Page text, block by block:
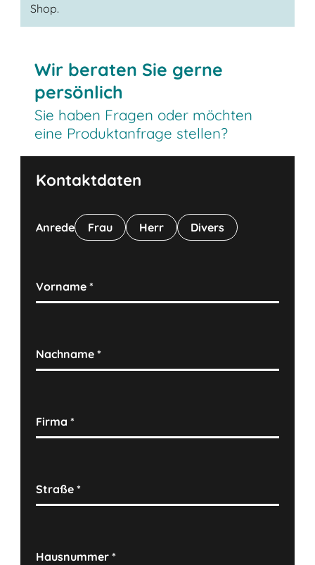
Shop.
Wir beraten Sie gerne
persönlich
Sie haben Fragen oder möchten
eine Produktanfrage stellen?
Kontaktdaten
Anrede Frau Herr Divers
Vorname*
Nachname*
Firma*
Straße*
Hausnummer*